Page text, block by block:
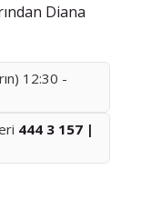
Diana
12:30 -
444 3 157 |